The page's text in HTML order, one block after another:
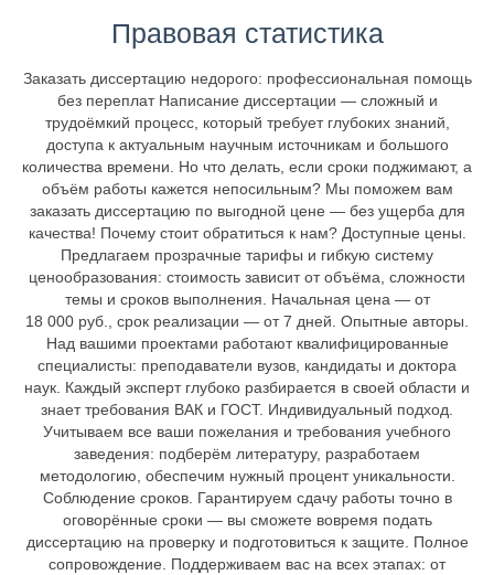
Правовая статистика
Заказать диссертацию недорого: профессиональная помощь
без переплат Написание диссертации — сложный и
трудоёмкий процесс, который требует глубоких знаний,
доступа к актуальным научным источникам и большого
количества времени. Но что делать, если сроки поджимают, а
объём работы кажется непосильным? Мы поможем вам
заказать диссертацию по выгодной цене — без ущерба для
качества! Почему стоит обратиться к нам? Доступные цены.
Предлагаем прозрачные тарифы и гибкую систему
ценообразования: стоимость зависит от объёма, сложности
темы и сроков выполнения. Начальная цена — от
18 000 руб., срок реализации — от 7 дней. Опытные авторы.
Над вашими проектами работают квалифицированные
специалисты: преподаватели вузов, кандидаты и доктора
наук. Каждый эксперт глубоко разбирается в своей области и
знает требования ВАК и ГОСТ. Индивидуальный подход.
Учитываем все ваши пожелания и требования учебного
заведения: подберём литературу, разработаем
методологию, обеспечим нужный процент уникальности.
Соблюдение сроков. Гарантируем сдачу работы точно в
оговорённые сроки — вы сможете вовремя подать
диссертацию на проверку и подготовиться к защите. Полное
сопровождение. Поддерживаем вас на всех этапах: от